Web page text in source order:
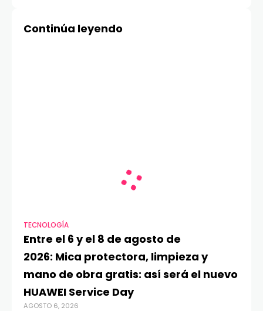
rendimiento y
Continúa leyendo
TECNOLOGÍA
Entre el 6 y el 8 de agosto de
2026: Mica protectora, limpieza y
mano de obra gratis: así será el nuevo
HUAWEI Service Day
AGOSTO 6, 2026